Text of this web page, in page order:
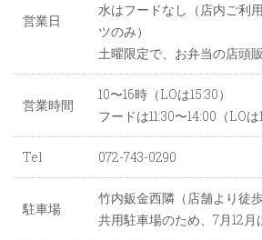
営業日
水はフードなし（店内ご利
ツのみ）
土曜限定で、お弁当の店頭
営業時間
10〜16時（LOは15:30）
フードは11:30〜14:00（LOは
Tel 072-743-0290
駐車場
竹内鈑金西隣（店舗より徒歩
共用駐車場のため、7月12